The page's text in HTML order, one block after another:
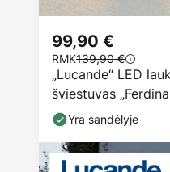
„Lucande“ LED
šviestuvas
pilkos spalvos, IP54
99,90 €
RMK139,90 €
Yra sandėlyje